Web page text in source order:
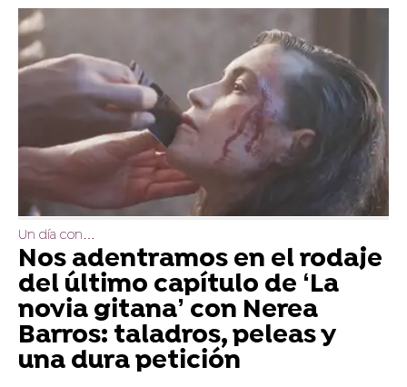
Un día con…
Nos adentramos en el rodaje
del último capítulo de ‘La
novia gitana’ con Nerea
Barros: taladros, peleas y
una dura petición